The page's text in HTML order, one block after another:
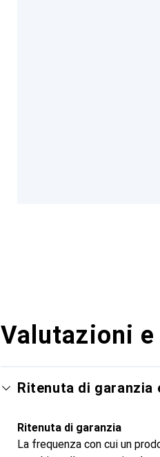
Valutazioni
Ritenuta di garanzia
Ritenuta di garanzia
La frequenza con cui un